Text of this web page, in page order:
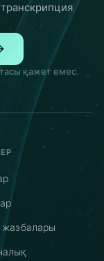
қажет емес.
жазбалары